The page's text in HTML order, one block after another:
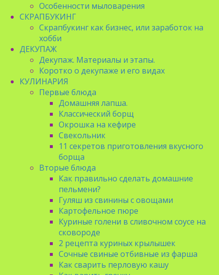
Особенности мыловарения
СКРАПБУКИНГ
Скрапбукинг как бизнес, или заработок на
хобби
ДЕКУПАЖ
Декупаж. Материалы и этапы.
Коротко о декупаже и его видах
КУЛИНАРИЯ
Первые блюда
Домашняя лапша.
Классический борщ
Окрошка на кефире
Свекольник
11 секретов приготовления вкусного
борща
Вторые блюда
Как правильно сделать домашние
пельмени?
Гуляш из свинины с овощами
Картофельное пюре
Куриные голени в сливочном соусе на
сковороде
2 рецепта куриных крылышек
Сочные свиные отбивные из фарша
Как сварить перловую кашу